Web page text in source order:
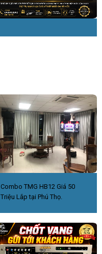
Combo TMG HB12 Giá 50
Triệu Lắp tại Phú Thọ.